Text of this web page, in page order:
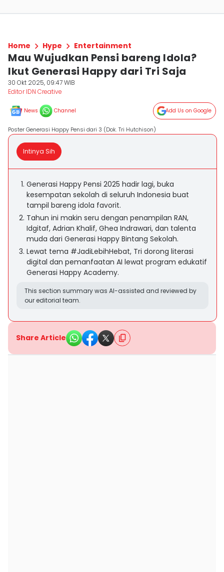
Home Hype Entertainment
Mau Wujudkan Pensi bareng Idola?
Ikut Generasi Happy dari Tri Saja
30 Okt 2025, 09:47 WIB
Editor IDN Creative
News Channel Add Us on Google
Poster Generasi Happy Pensi dari 3 (Dok. Tri Hutchison)
Intinya Sih
Generasi Happy Pensi 2025 hadir lagi, buka
kesempatan sekolah di seluruh Indonesia buat
tampil bareng idola favorit.
Tahun ini makin seru dengan penampilan RAN,
Idgitaf, Adrian Khalif, Ghea Indrawari, dan talenta
muda dari Generasi Happy Bintang Sekolah.
Lewat tema #JadiLebihHebat, Tri dorong literasi
digital dan pemanfaatan AI lewat program edukatif
Generasi Happy Academy.
This section summary was AI-assisted and reviewed by
our editorial team.
Share Article